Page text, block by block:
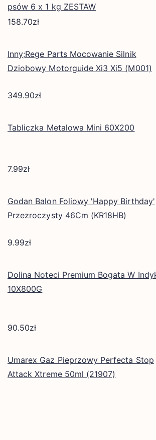
psów 6 x 1 kg ZESTAW
158.70zł
Inny;Rege Parts Mocowanie Silnik
Dziobowy Motorguide Xi3 Xi5 (M001)
349.90zł
Tabliczka Metalowa Mini 60X200
7.99zł
Godan Balon Foliowy 'Happy Birthday'
Przezroczysty 46Cm (KR18HB)
9.99zł
Dolina Noteci Premium Bogata W
10X800G
90.50zł
Umarex Gaz Pieprzowy Perfecta Stop
Attack Xtreme 50ml (21907)